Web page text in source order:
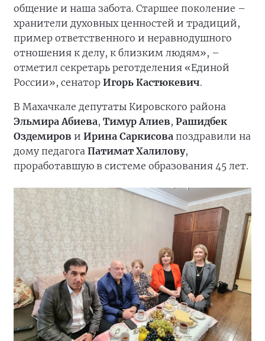
общение и наша забота. Старшее поколение –
хранители духовных ценностей и традиций,
пример ответственного и неравнодушного
отношения к делу, к близким людям», –
отметил секретарь реготделения «Единой
России», сенатор Игорь Кастюкевич.
В Махачкале депутаты Кировского района
Эльмира Абиева, Тимур Алиев, Рашидбек
Оздемиров и Ирина Саркисова поздравили на
дому педагога Патимат Халилову,
проработавшую в системе образования 45 лет.